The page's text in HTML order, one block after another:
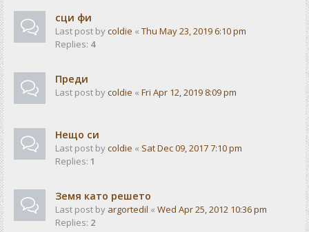
сци фи
Last post bycoldie « Thu May 23, 2019 6:10 pm
Replies: 4
Преди
Last post bycoldie « Fri Apr 12, 2019 8:09 pm
Нещо си
Last post bycoldie « Sat Dec 09, 2017 7:10 pm
Replies: 1
Земя като решето
Last post by argortedil « Wed Apr 25, 2012 10:36 pm
Replies: 2